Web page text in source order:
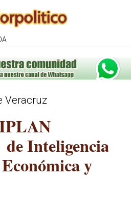
Veracruz
Inteligencia
y